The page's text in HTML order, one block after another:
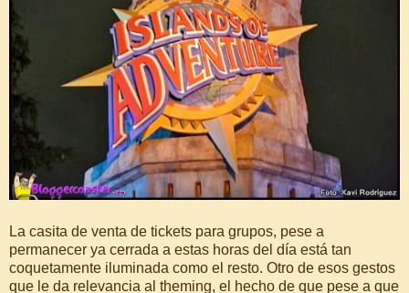
La casita de venta de tickets para grupos, pese a
permanecer ya cerrada a estas horas del día está tan
coquetamente iluminada como el resto. Otro de esos gestos
que le da relevancia al theming, el hecho de que pese a que